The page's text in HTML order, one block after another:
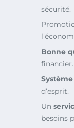
sécurité.
Bonne
financier.
d’esprit.
Un
besoins